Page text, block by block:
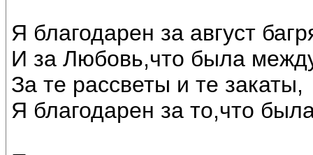
Я благодарен за август
И за Любовь,что была
За те рассветы и те закаты,
Я благодарен за то,что